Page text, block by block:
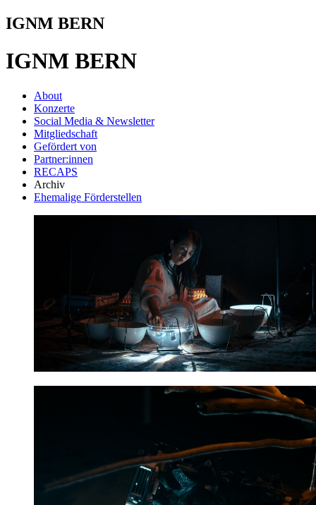
IGNM BERN
IGNM BERN
About
Konzerte
Social Media & Newsletter
Mitgliedschaft
Gefördert von
Partner:innen
RECAPS
Archiv
Ehemalige Förderstellen